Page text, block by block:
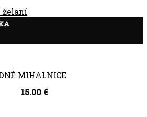
želaní
MIHALNICE
15.00 €